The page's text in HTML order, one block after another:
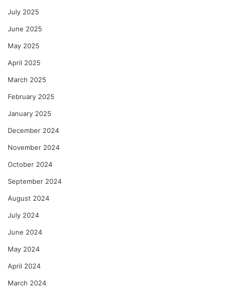
July 2025
June 2025
May 2025
April 2025
March 2025
February 2025
January 2025
December 2024
November 2024
October 2024
September 2024
August 2024
July 2024
June 2024
May 2024
April 2024
March 2024